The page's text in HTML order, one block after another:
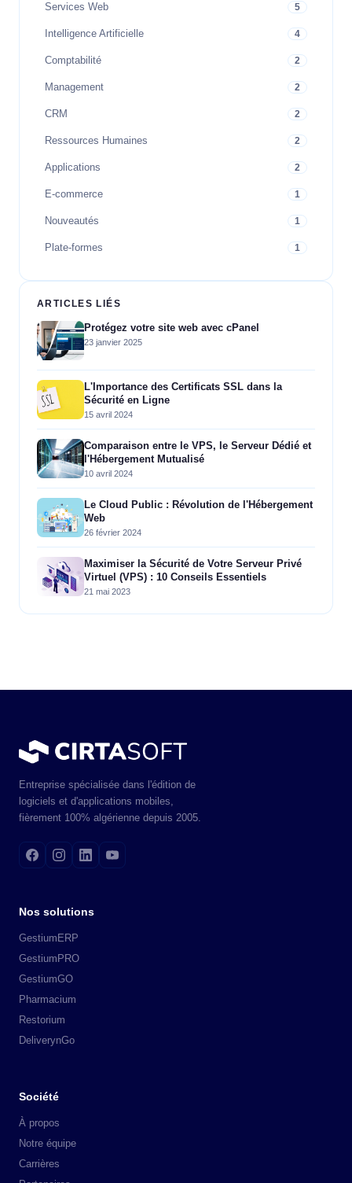
Services Web 5
Intelligence Artificielle 4
Comptabilité 2
Management 2
CRM 2
Ressources Humaines 2
Applications 2
E-commerce 1
Nouveautés 1
Plate-formes 1
ARTICLES LIÉS
Protégez votre site web avec cPanel
23 janvier 2025
L'Importance des Certificats SSL dans la
Sécurité en Ligne
15 avril 2024
Comparaison entre le VPS, le Serveur Dédié et
l'Hébergement Mutualisé
10 avril 2024
Le Cloud Public : Révolution de l'Hébergement
Web
26 février 2024
Maximiser la Sécurité de Votre Serveur Privé
Virtuel (VPS) : 10 Conseils Essentiels
21 mai 2023
Entreprise spécialisée dans l'édition de
logiciels et d'applications mobiles,
fièrement 100% algérienne depuis 2005.
Nos solutions
GestiumERP
GestiumPRO
GestiumGO
Pharmacium
Restorium
DeliverynGo
Société
À propos
Notre équipe
Carrières